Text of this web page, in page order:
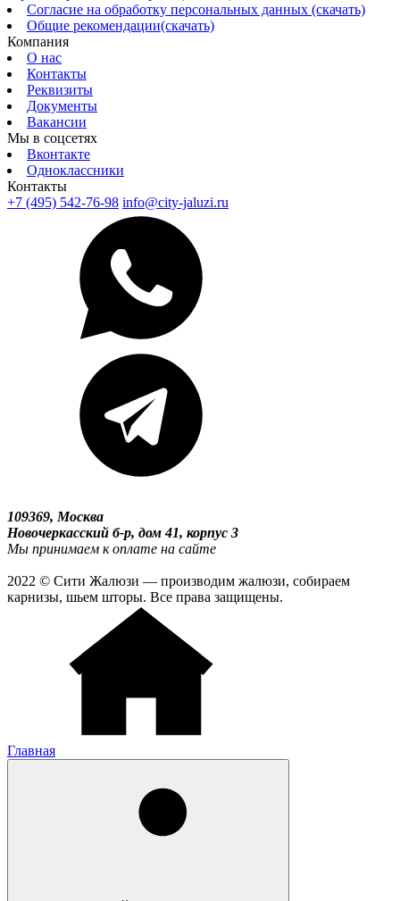
Согласие на обработку персональных данных (скачать)
Общие рекомендации(скачать)
Компания
О нас
Контакты
Реквизиты
Документы
Вакансии
Мы в соцсетях
Вконтакте
Одноклассники
Контакты
+7 (495) 542-76-98 info@city-jaluzi.ru
109369, Москва
Новочеркасский б-р, дом 41, корпус 3
Мы принимаем к оплате на сайте
2022 © Сити Жалюзи — производим жалюзи, собираем
карнизы, шьем шторы. Все права защищены.
Главная